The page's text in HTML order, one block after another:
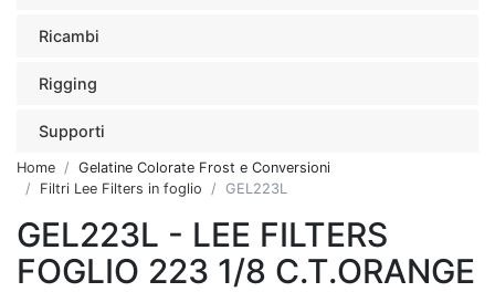
Ricambi
Rigging
Supporti
Home
Gelatine Colorate Frost e Conversioni
Filtri Lee Filters in foglio
GEL223L
GEL223L - LEE FILTERS
FOGLIO 223 1/8 C.T.ORANGE